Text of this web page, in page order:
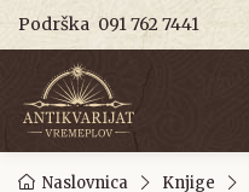
Podrška 091 762 7441
Naslovnica Knjige